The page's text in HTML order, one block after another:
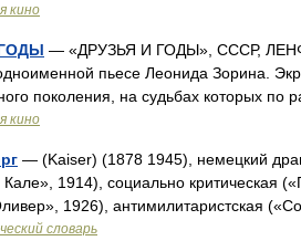
кино
— «ДРУЗЬЯ И ГОДЫ», СССР,
пьесе Леонида Зорина.
поколения, на судьбах которых по
кино
— (Kaiser) (1878 1945), немецкий
1914), социально критическая
1926), антимилитаристская
словарь